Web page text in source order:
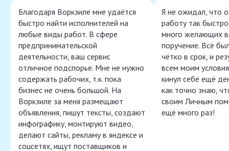
Благодаря Воркзиле мне удаётся
быстро найти исполнителей на
любые виды работ. В сфере
предпринимательской
деятельности, ваш сервис
отличное подспорье. Мне не нужно
содержать рабочих, т.к. пока
бизнес не очень большой. На
Воркзиле за меня размещают
объявления, пишут тексты, создают
инфографику, монтируют видео,
делают сайты, рекламу в яндексе и
соцсетях, ищут поставщиков и
Я не ожидал, что
работу так
много желающих
поручение. Всё
чётко в срок, и
всем моим
кинул себе ещё
как точно знаю,
своим Личным
ещё много раз!